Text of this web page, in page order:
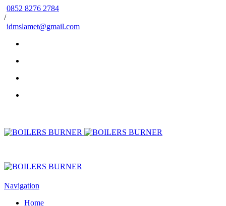
0852 8276 2784
/
idmslamet@gmail.com
Navigation
Home